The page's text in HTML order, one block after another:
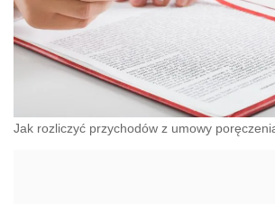
Jak rozliczyć przychodów z umowy